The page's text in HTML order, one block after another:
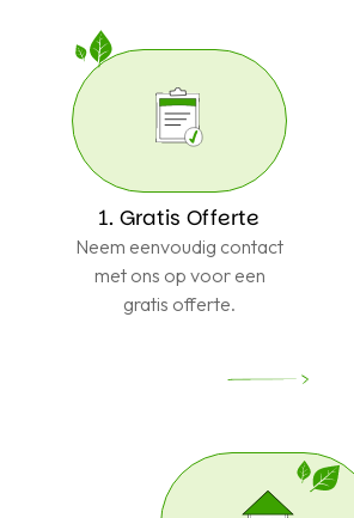
1. Gratis Offerte
Neem eenvoudig contact
met ons op voor een
gratis offerte.